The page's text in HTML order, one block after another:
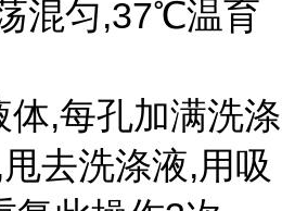
混匀,37℃温育
体,每孔加满洗涤
去洗涤液,用吸